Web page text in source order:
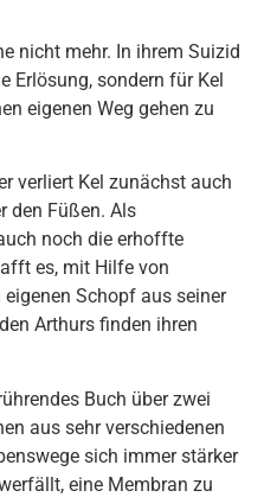
nicht mehr. In ihrem Suizid
Erlösung, sondern für Kel
eigenen Weg gehen zu
verliert Kel zunächst auch
den Füßen. Als
noch die erhoffte
es, mit Hilfe von
Schopf aus seiner
Arthurs finden ihren
Buch über zwei
aus sehr verschiedenen
sich immer stärker
eine Membran zu